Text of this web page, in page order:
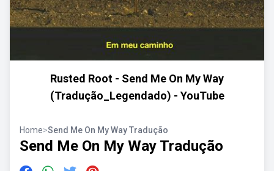
Rusted Root - Send Me On My Way
(Tradução_Legendado) - YouTube
Home>Send Me On My Way Tradução
Send Me On My Way Tradução